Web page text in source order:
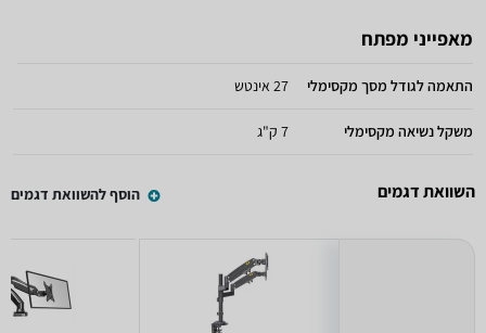
מאפייני מפתח
התאמה לגודל מסך מקסימלי 27 אינטש
משקל נשיאה מקסימלי 7 ק"ג
השוואת דגמים הוסף להשוואת דגמים